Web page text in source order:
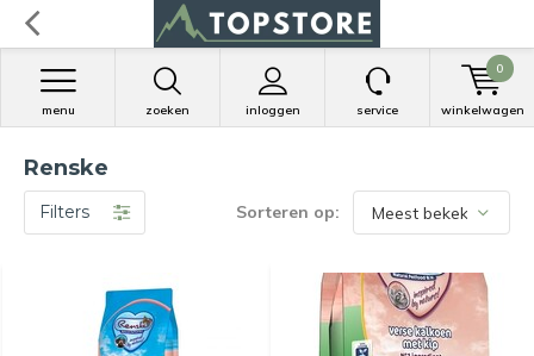
zoeken inloggen
menu service winkelwagen
0
Renske
Filters Sorteren op: